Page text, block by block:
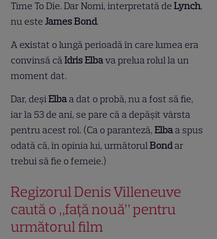
Time To Die. Dar Nomi, interpretată deLynch,
nu esteJames Bond.
A existat o lungă perioadă în care lumea era
convinsă căIdris Elbava prelua rolul la un
moment dat.
Dar, deșiElba a dat o probă, nu a fost să fie,
iar la 53 de ani, se pare că a depășit vârsta
pentru acest rol. (Ca o paranteză,Elba a spus
odată că, în opinia lui, următorulBondar
trebui să fie o femeie.)
Regizorul Denis Villeneuve
caută o „față nouă” pentru
următorul film